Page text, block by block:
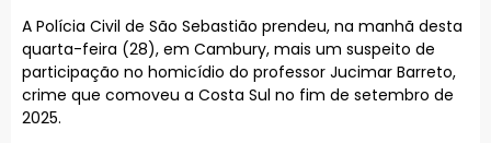
A Polícia Civil de São Sebastião prendeu, na manhã desta
quarta-feira (28), em Cambury, mais um suspeito de
participação no homicídio do professor Jucimar Barreto,
crime que comoveu a Costa Sul no fim de setembro de
2025.